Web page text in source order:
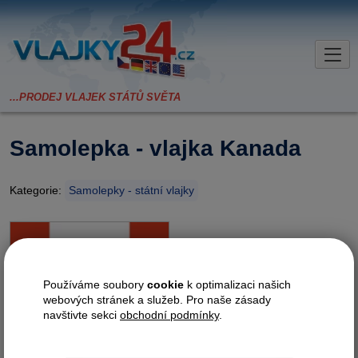
Samolepka - vlajka Kanada
Kategorie: Samolepky - státní vlajky
povrchová úprava.
Používáme soubory cookie k optimalizaci našich
webových stránek a služeb. Pro naše zásady
navštivte sekci obchodní podmínky.